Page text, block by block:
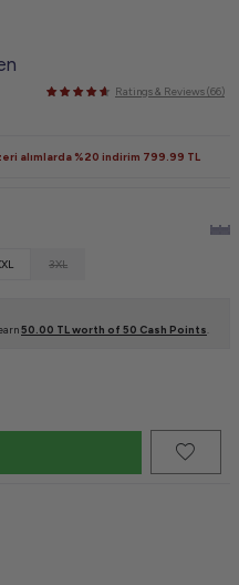
Ratings & Reviews (66)
alımlarda %20 indirim 799.99 TL
3XL
50.00 TL worth of 50 Cash Points